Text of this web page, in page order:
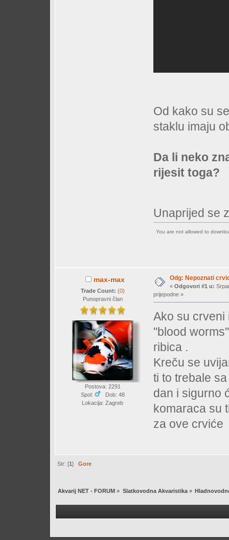
Od kako su
staklu imaju
Da li neko
rijesit toga?
Unaprijed se
You are not allowed to
max-max
Trade Count: (0)
Punopravni član
Postova: 2291
Spol:
Dob: 48
Lokacija: Zagreb
Odg: Nepoznati
« Odgovori #1 u:
prijepodne »
Ako su crveni
"blood
ribica .
Kreču se
ti to trebale
dan i sigurno
komaraca su
za ove crviće
Str: [1]Gore
Akvarij NET - FORUM » Slatkovodna Akvaristika»